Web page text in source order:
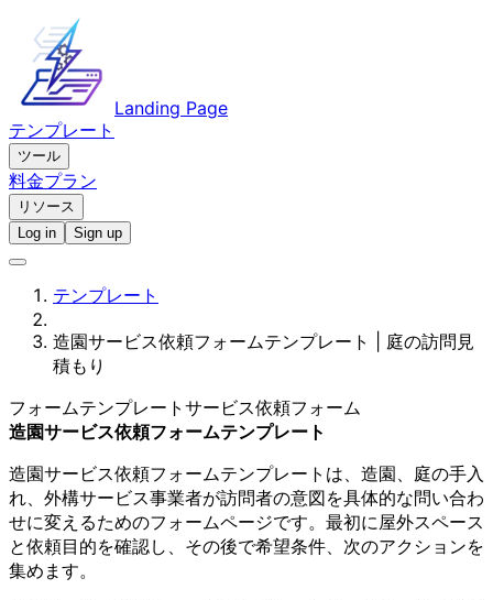
Landing Page
テンプレート
ツール
料金プラン
リソース
Log in
Sign up
テンプレート
造園サービス依頼フォームテンプレート | 庭の訪問見
積もり
フォームテンプレート サービス依頼フォーム
造園サービス依頼フォームテンプレート
造園サービス依頼フォームテンプレートは、造園、庭の手入
れ、外構サービス事業者が訪問者の意図を具体的な問い合わ
せに変えるためのフォームページです。最初に屋外スペース
と依頼目的を確認し、その後で希望条件、次のアクションを
集めます。